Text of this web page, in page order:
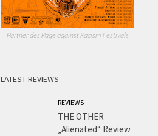
Partner des Rage against Racism Festivals
LATEST REVIEWS
REVIEWS
THE OTHER
„Alienated“ Review